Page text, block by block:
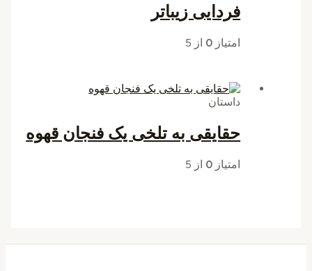
فردایی زیباتر
امتیاز 0 از 5
داستان
حقایقی به تلخی یک فنجان قهوه
امتیاز 0 از 5